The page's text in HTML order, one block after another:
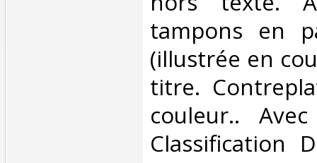
tampons en
(illustrée en
titre.
couleur..
Classification